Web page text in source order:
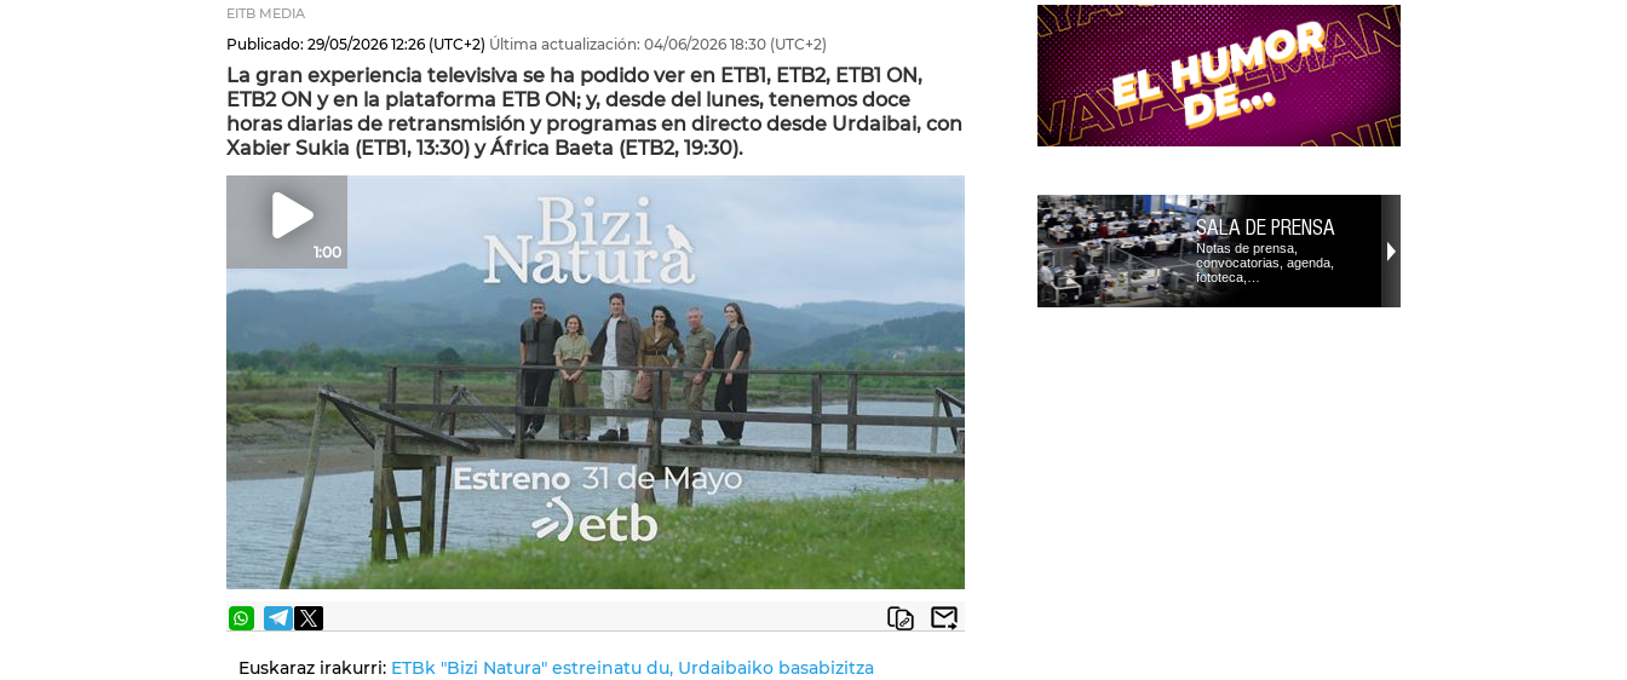
EITB MEDIA
Publicado: 29/05/2026 12:26 (UTC+2) Última actualización: 04/06/2026 18:30 (UTC+2)
La gran experiencia televisiva se ha podido ver en ETB1, ETB2, ETB1 ON,
ETB2 ON y en la plataforma ETB ON; y, desde del lunes, tenemos doce
horas diarias de retransmisión y programas en directo desde Urdaibai, con
Xabier Sukia (ETB1, 13:30) y África Baeta (ETB2, 19:30).
1:00
Euskaraz irakurri: ETBk "Bizi Natura" estreinatu du, Urdaibaiko basabizitza
SALA DE PRENSA
Notas de prensa,
convocatorias, agenda,
fototeca,…